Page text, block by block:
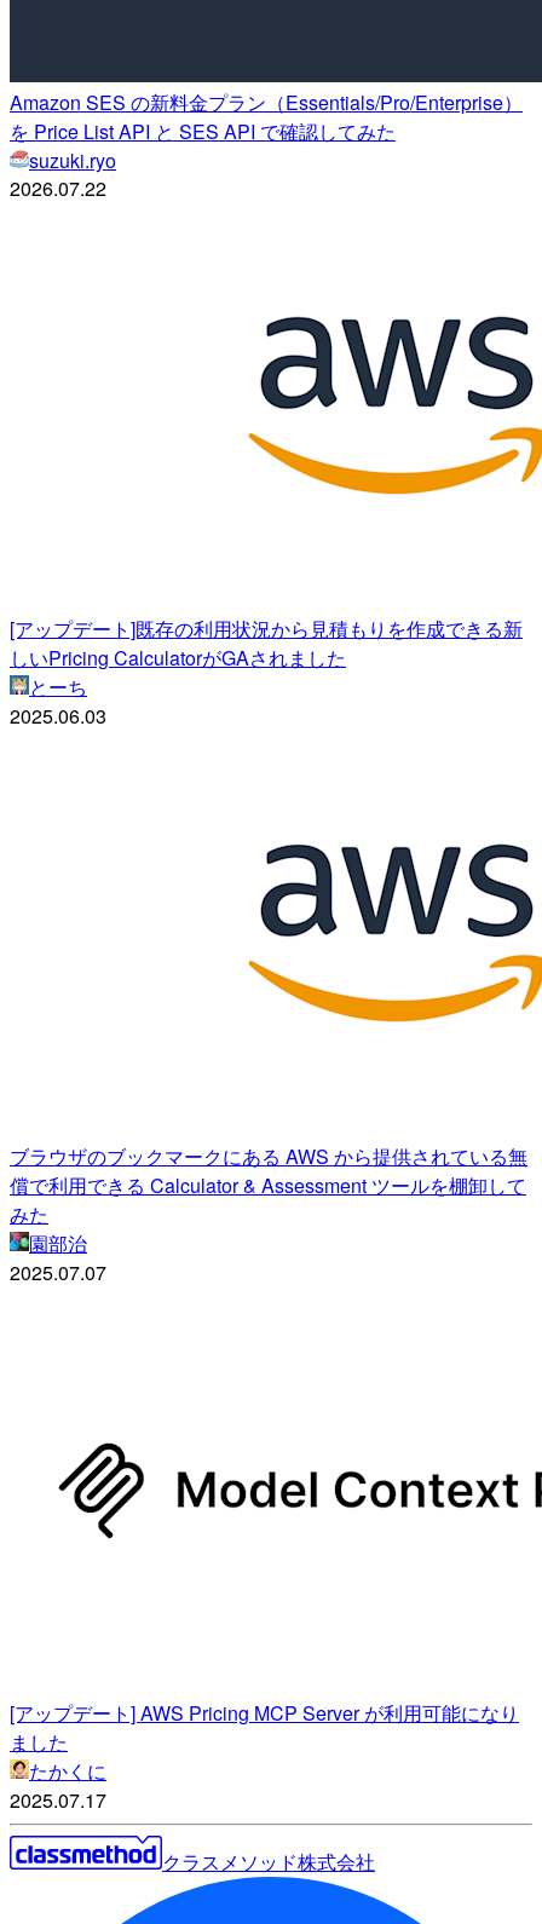
Amazon SES の新料金プラン（Essentials/Pro/Enterprise）
を Price List API と SES API で確認してみた
suzuki.ryo
2026.07.22
[アップデート]既存の利用状況から見積もりを作成できる新
しいPricing CalculatorがGAされました
とーち
2025.06.03
ブラウザのブックマークにある AWS から提供されている無
償で利用できる Calculator & Assessment ツールを棚卸して
みた
園部治
2025.07.07
[アップデート] AWS Pricing MCP Server が利用可能になり
ました
たかくに
2025.07.17
クラスメソッド株式会社